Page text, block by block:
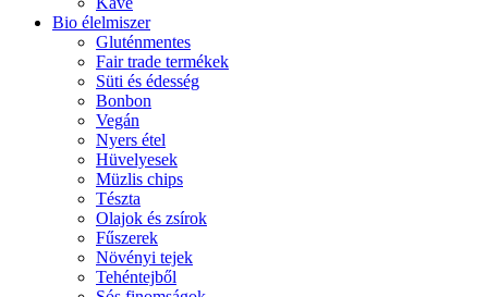
Bio élelmiszer
Gluténmentes
Fair trade termékek
Süti és édesség
Bonbon
Vegán
Nyers étel
Hüvelyesek
Müzlis chips
Tészta
Olajok és zsírok
Fűszerek
Növényi tejek
Tehéntejből